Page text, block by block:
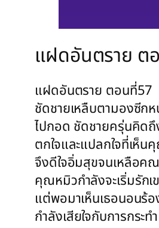
แฝดอันตราย ต
แฝดอันตราย ตอนที่57
ชัดชายเหลืบตามองซีก
ไปกอด ชัดชายครุ่นคิดถึ
ตกใจและแปลกใจที่เห็น
จึงดีใจอิ่มสุขจนเหลือคณ
คุณหมิวกำลังจะเริ่มรักเ
แต่พอมาเห็นเธอนอนร้
กำลังเสียใจกับการกระ